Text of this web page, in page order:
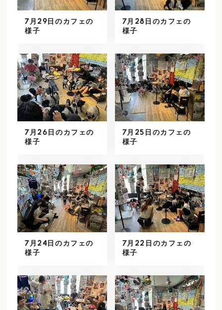
7月29日のカフェの
様子
7月28日のカフェの
様子
7月26日のカフェの
様子
7月25日のカフェの
様子
7月24日のカフェの
様子
7月22日のカフェの
様子